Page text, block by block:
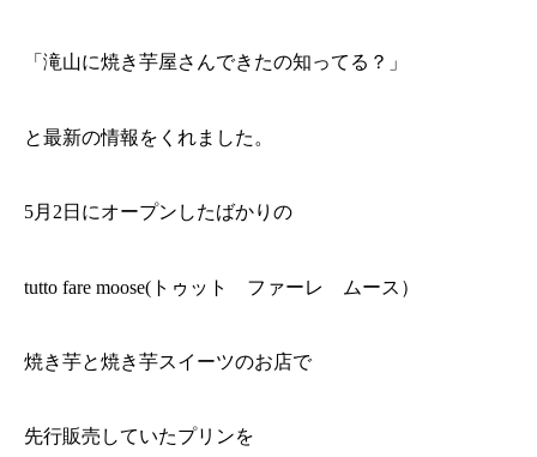
「滝山に焼き芋屋さんできたの知ってる？」
と最新の情報をくれました。
5月2日にオープンしたばかりの
tutto fare moose(トゥット ファーレ ムース）
焼き芋と焼き芋スイーツのお店で
先行販売していたプリンを